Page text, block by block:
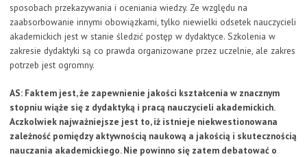
sposobach przekazywania i oceniania wiedzy. Ze względu na
zaabsorbowanie innymi obowiązkami, tylko niewielki odsetek nauczycieli
akademickich jest w stanie śledzić postęp w dydaktyce. Szkolenia w
zakresie dydaktyki są co prawda organizowane przez uczelnie, ale zakres
potrzeb jest ogromny.
AS: Faktem jest, że zapewnienie jakości kształcenia w znacznym
stopniu wiąże się z dydaktyką i pracą nauczycieli akademickich.
Aczkolwiek najważniejsze jest to, iż istnieje niekwestionowana
zależność pomiędzy aktywnością naukową a jakością i skutecznością
nauczania akademickiego. Nie powinno się zatem debatować o